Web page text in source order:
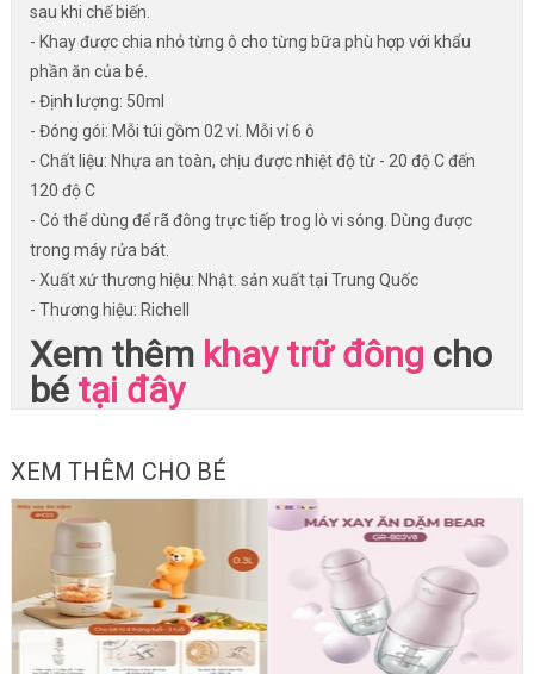
sau khi chế biến.
- Khay được chia nhỏ từng ô cho từng bữa phù hợp với khẩu
phần ăn của bé.
- Định lượng: 50ml
- Đóng gói: Mỗi túi gồm 02 vỉ. Mỗi vỉ 6 ô
- Chất liệu: Nhựa an toàn, chịu được nhiệt độ từ - 20 độ C đến
120 độ C
- Có thể dùng để rã đông trực tiếp trog lò vi sóng. Dùng được
trong máy rửa bát.
- Xuất xứ thương hiệu: Nhật. sản xuất tại Trung Quốc
- Thương hiệu: Richell
Xem thêm khay trữ đông cho
bé tại đây
XEM THÊM CHO BÉ